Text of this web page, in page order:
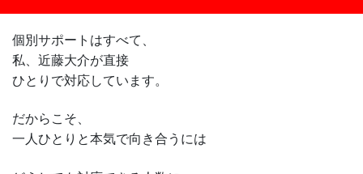
個別サポートはすべて、
私、近藤大介が直接
ひとりで対応しています。
だからこそ、
一人ひとりと本気で向き合うには